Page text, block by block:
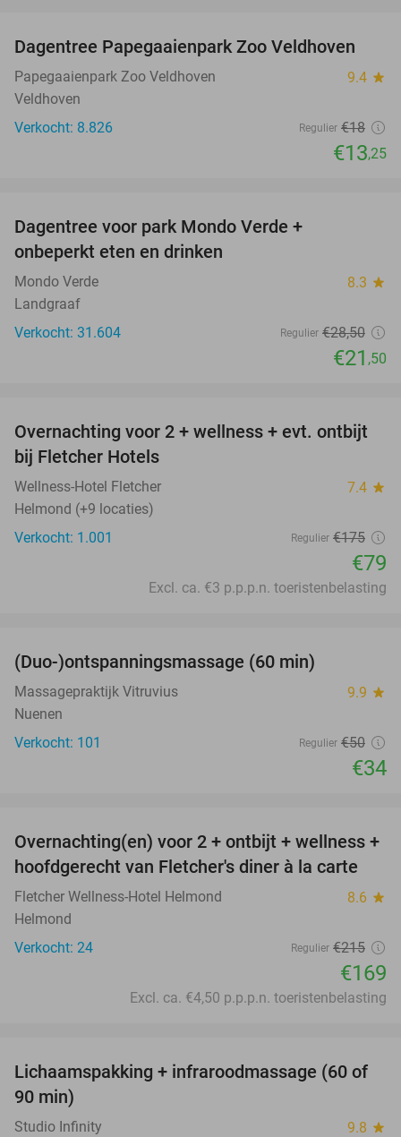
26%
Dagentree Papegaaienpark Zoo Veldhoven
Papegaaienpark Zoo Veldhoven 9.4 star
Veldhoven
Verkocht: 8.826
Regulier €18
€13,25
Dagentree voor park Mondo Verde +
onbeperkt eten en drinken
Mondo Verde 8.3 star
Landgraaf
Verkocht: 31.604
Regulier €28,50
€21 ,50
55%
Overnachting voor 2 + wellness + evt. ontbijt
bij Fletcher Hotels
Wellness-Hotel Fletcher 7.4 star
Helmond (+9 locaties)
Verkocht: 1.001
Regulier €175
€79
Excl. ca. €3 p.p.p.n. toeristenbelasting
(Duo-)ontspanningsmassage (60 min)
Massagepraktijk Vitruvius 9.9 star
Nuenen
Verkocht: 101
Regulier €50
€34
21%
Overnachting(en) voor 2 + ontbijt + wellness +
hoofdgerecht van Fletcher's diner à la carte
Fletcher Wellness-Hotel Helmond 8.6 star
Helmond
Verkocht: 24
Regulier €215
€169
Excl. ca. €4,50 p.p.p.n. toeristenbelasting
43%
Lichaamspakking + infraroodmassage (60 of
90 min)
Studio Infinity 9.8 star